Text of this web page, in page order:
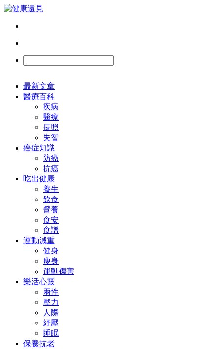
最新文章
醫療百科
疾病
醫療
長照
失智
癌症知識
防癌
抗癌
吃出健康
養生
飲食
營養
食安
食譜
運動減重
健身
瘦身
運動傷害
樂活心靈
兩性
壓力
人際
紓壓
睡眠
保養抗老